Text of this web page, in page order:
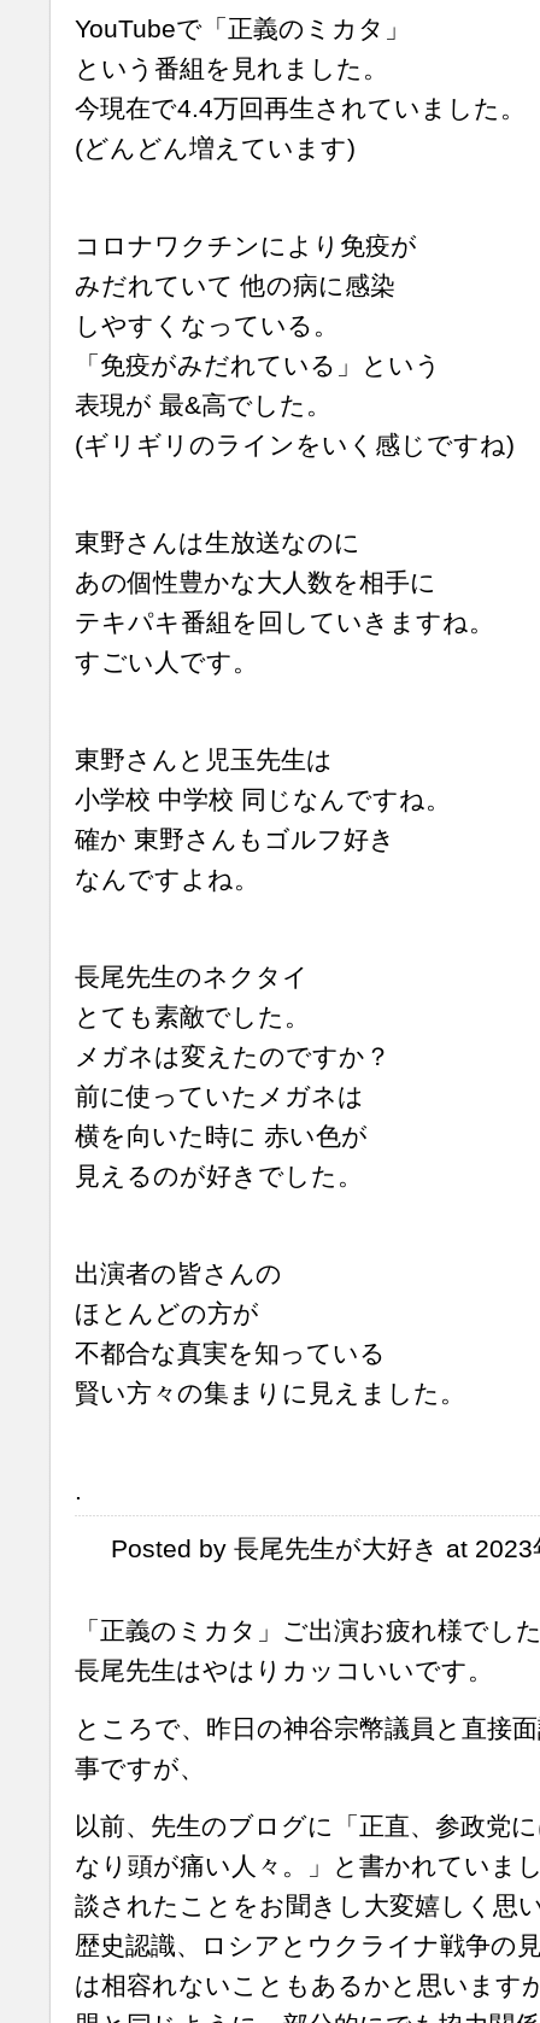
YouTubeで「正義のミカタ」
という番組を見れました。
今現在で4.4万回再生されていました。
(どんどん増えています)
コロナワクチンにより免疫が
みだれていて 他の病に感染
しやすくなっている。
「免疫がみだれている」という
表現が 最&高でした。
(ギリギリのラインをいく感じですね)
東野さんは生放送なのに
あの個性豊かな大人数を相手に
テキパキ番組を回していきますね。
すごい人です。
東野さんと児玉先生は
小学校 中学校 同じなんですね。
確か 東野さんもゴルフ好き
なんですよね。
長尾先生のネクタイ
とても素敵でした。
メガネは変えたのですか？
前に使っていたメガネは
横を向いた時に 赤い色が
見えるのが好きでした。
出演者の皆さんの
ほとんどの方が
不都合な真実を知っている
賢い方々の集まりに見えました。
.
Posted by 長尾先生が大好き at
「正義のミカタ」ご出演お疲れ様でし
長尾先生はやはりカッコいいです。
ところで、昨日の神谷宗幣議員と直接
事ですが、
以前、先生のブログに「正直、参政
なり頭が痛い人々。」と書かれていま
談されたことをお聞きし大変嬉しく思
歴史認識、ロシアとウクライナ戦争の
は相容れないこともあるかと思います